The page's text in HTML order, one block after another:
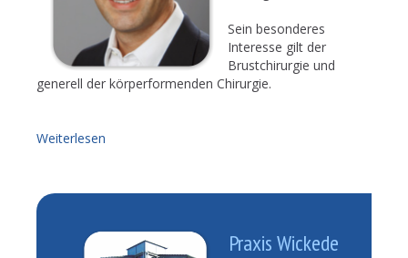
Sein besonderes
Interesse gilt der
Brustchirurgie und
generell der körperformenden Chirurgie.
Weiterlesen
Praxis Wickede